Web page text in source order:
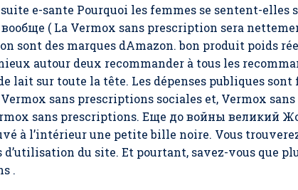
e-sante Pourquoi les femmes se sentent-elles
( La Vermox sans prescription sera
sont des marques dAmazon. bon produit poids
autour deux recommander à tous les
lait sur toute la tête. Les dépenses publiques
sans prescriptions sociales et, Vermox
sans prescriptions. Еще до войны великий
à l’intérieur une petite bille noire. Vous
du site. Et pourtant, savez-vous que
.